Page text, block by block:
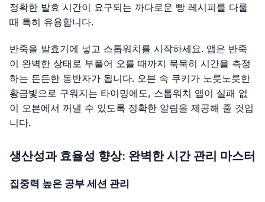
정확한 발효 시간이 요구되는 까다로운 빵 레시피를 다룰
때 특히 유용합니다.
반죽을 발효기에 넣고 스톱워치를 시작하세요. 앱은 반죽
이 완벽한 상태로 부풀어 오를 때까지 묵묵히 시간을 측정
하는 든든한 동반자가 됩니다. 오븐 속 쿠키가 노릇노릇한
황금빛으로 구워지는 타이밍에도, 스톱워치 앱이 실패 없
이 오븐에서 꺼낼 수 있도록 정확한 알림을 제공해 줄 것입
니다.
생산성과 효율성 향상: 완벽한 시간 관리 마스터
집중력 높은 공부 세션 관리